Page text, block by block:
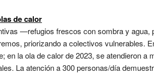
de calor
—refugios frescos con sombra y
priorizando a colectivos vulnerables.
en la ola de calor de 2023, se atendieron
La atención a 300 personas/día